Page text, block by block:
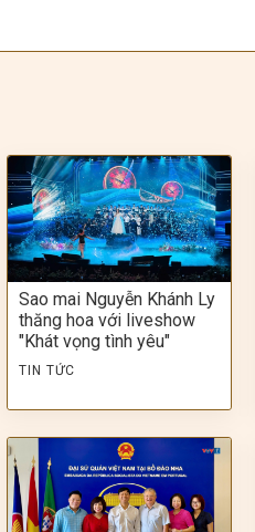
Sao mai Nguyễn Khánh Ly
thăng hoa với liveshow
"Khát vọng tình yêu"
TIN TỨC